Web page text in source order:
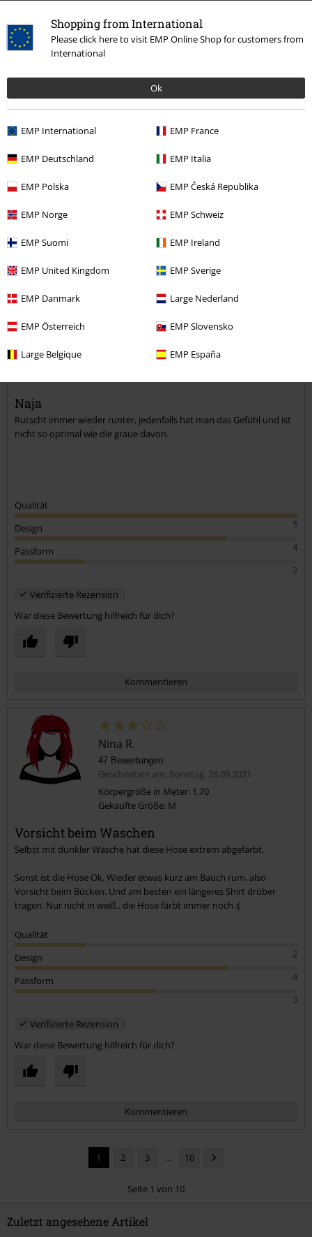
Shopping from International
Please click here to visit EMP Online Shop for customers from
International
Ok
EMP International EMP France
EMP Deutschland EMP Italia
EMP Polska EMP Česká Republika
EMP Norge EMP Schweiz
EMP Suomi EMP Ireland
EMP United Kingdom EMP Sverige
EMP Danmark Large Nederland
EMP Österreich EMP Slovensko
Large Belgique EMP España
übliche Größe bestellen und die Maßtabelle außer Acht lassen.
Trotzdem genommen, sehr bequem.
Qualität
Design
Verifizierte Rezension
War diese Bewertung hilfreich für dich?
Kommentieren
Kommentar jetzt abschicken!
224 Bewertungen
Körpergröße in Meter: 1.65
Naja
Rutscht immer wieder runter, jedenfalls hat man das Gefühl und ist
nicht so optimal wie die graue davon.
Qualität
5
Design
4
Passform
2
Verifizierte Rezension
War diese Bewertung hilfreich für dich?
Kommentieren
Kommentar jetzt abschicken!
Nina R.
47 Bewertungen
Geschrieben am: Sonntag, 26.09.2021
Körpergröße in Meter: 1.70
Gekaufte Größe: M
Vorsicht beim Waschen
Selbst mit dunkler Wäsche hat diese Hose extrem abgefärbt.
Sonst ist die Hose Ok. Wieder etwas kurz am Bauch rum, also
Vorsicht beim Bücken. Und am besten ein längeres Shirt drüber
tragen. Nur nicht in weiß.. die Hose färbt immer noch :(
Qualität
2
Design
4
Passform
3
Verifizierte Rezension
War diese Bewertung hilfreich für dich?
Kommentieren
1 2 3 ... 10
Seite 1 von 10
Zuletzt angesehene Artikel